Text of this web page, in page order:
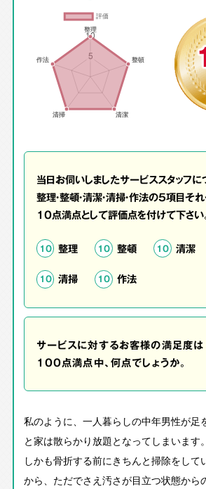
当日お伺いしましたサービススタッフに
整理・整頓・清潔・清掃・作法の5項目そ
10点満点として評価点を付けて下さい
10 整理 10 整頓 10 清潔
10 清掃 10 作法
サービスに対するお客様の満足度は
100点満点中、何点でしょうか。
私のように、一人暮らしの中年男性が足
と家は散らかり放題となってしまいます。
しかも骨折する前にきちんと掃除をして
から、ただでさえ汚さが目立つ状態から